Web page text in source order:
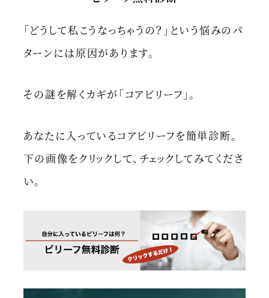
「どうして私こうなっちゃうの？」という悩みのパ
ターンには原因があります。
その謎を解くカギが「コアビリーフ」。
あなたに入っているコアビリーフを簡単診断。
下の画像をクリックして、チェックしてみてくださ
い。